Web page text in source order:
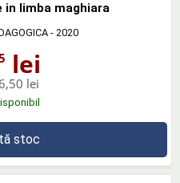
limba maghiara
- 2020
lei
lei
stoc